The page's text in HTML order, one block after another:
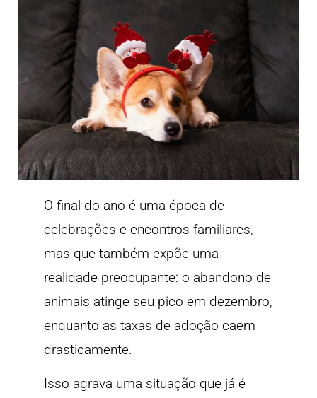
O final do ano é uma época de
celebrações e encontros familiares,
mas que também expõe uma
realidade preocupante: o abandono de
animais atinge seu pico em dezembro,
enquanto as taxas de adoção caem
drasticamente.
Isso agrava uma situação que já é